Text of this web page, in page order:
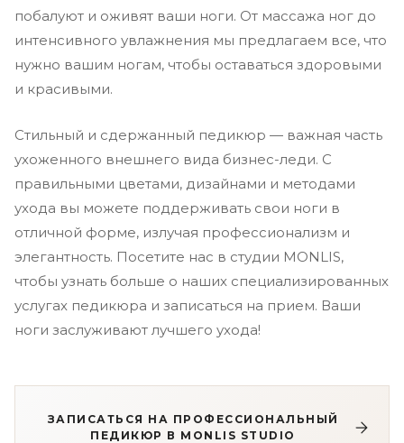
побалуют и оживят ваши ноги. От массажа ног до
интенсивного увлажнения мы предлагаем все, что
нужно вашим ногам, чтобы оставаться здоровыми
и красивыми.
Стильный и сдержанный педикюр — важная часть
ухоженного внешнего вида бизнес-леди. С
правильными цветами, дизайнами и методами
ухода вы можете поддерживать свои ноги в
отличной форме, излучая профессионализм и
элегантность. Посетите нас в студии MONLIS,
чтобы узнать больше о наших специализированных
услугах педикюра и записаться на прием. Ваши
ноги заслуживают лучшего ухода!
ЗАПИСАТЬСЯ НА ПРОФЕССИОНАЛЬНЫЙ
ПЕДИКЮР В MONLIS STUDIO